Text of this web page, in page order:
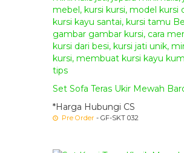
Set Sofa Teras Ukir Mewah
*Harga Hubungi CS
Pre Order - GF-SKT 032